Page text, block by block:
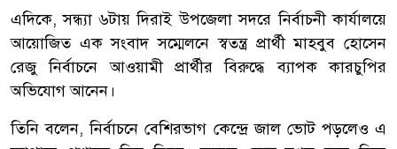
এদিকে, সন্ধ্যা ৬টায় দিরাই উপজেলা সদরে নির্বাচনী কার্যালয়ে
আয়োজিত এক সংবাদ সম্মেলনে স্বতন্ত্র প্রার্থী মাহবুব হোসেন
রেজু নির্বাচনে আওয়ামী প্রার্থীর বিরুদ্ধে ব্যাপক কারচুপির
অভিযোগ আনেন।
তিনি বলেন, নির্বাচনে বেশিরভাগ কেন্দ্রে জাল ভোট পড়লেও এ